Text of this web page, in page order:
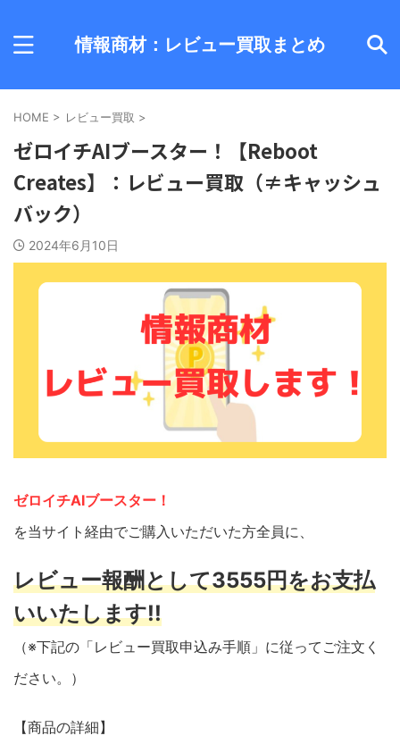
情報商材：レビュー買取まとめ
HOME > レビュー買取 >
ゼロイチAIブースター！【Reboot
Creates】：レビュー買取（≠キャッシュ
バック）
2024年6月10日
ゼロイチAIブースター！
を当サイト経由でご購入いただいた方全員に、
レビュー報酬として3555円をお支払
いいたします!!
（※下記の「レビュー買取申込み手順」に従ってご注文く
ださい。）
【商品の詳細】